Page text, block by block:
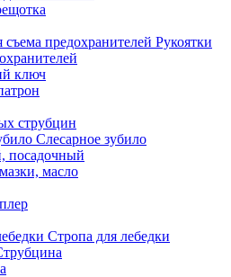
Рукоятки
ключ
струбцин
Слесарное зубило
посадочный
масло
Стропа для лебедки